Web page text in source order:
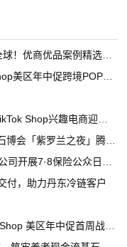
商优品案例精选特辑发布
促跨境POP优秀案例重磅发布
兴趣电商迎来高增长
兰之夜」腾冲专场重磅启幕
7·8保险公众日宣教活动
付，助力丹东冷链客户
区年中促首周战绩创新高